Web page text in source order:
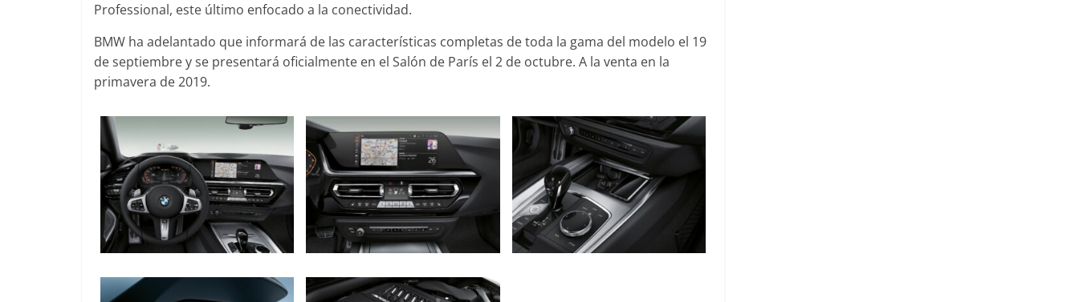
Professional, este último enfocado a la conectividad.
BMW ha adelantado que informará de las características completas de toda la gama del modelo el 19
de septiembre y se presentará oficialmente en el Salón de París el 2 de octubre. A la venta en la
primavera de 2019.